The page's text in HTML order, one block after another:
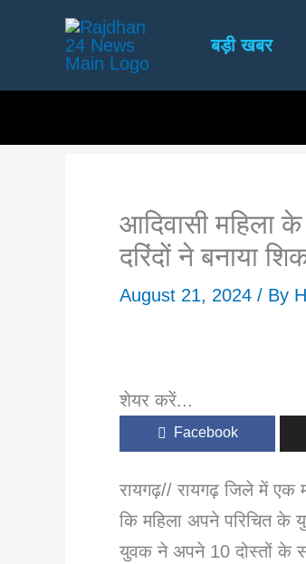
बड़ी खबर
आदिवासी महिला
दरिंदों ने बनाया
August 21, 2024 / By
शेयर करें...
Facebook
रायगढ़// रायगढ़ जिले में एक
कि महिला अपने परिचित के
युवक ने अपने 10 दोस्तों के